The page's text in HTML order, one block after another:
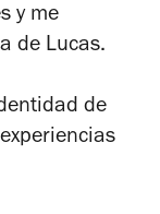
y me
de Lucas.
de